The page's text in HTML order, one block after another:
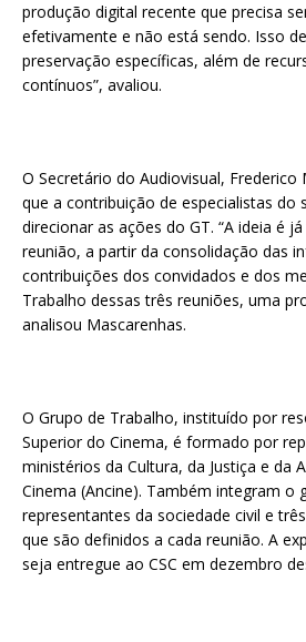
produção digital recente que precisa
efetivamente e não está sendo. Isso
preservação específicas, além de
contínuos”, avaliou.
O Secretário do Audiovisual, Frederico
que a contribuição de especialistas do
direcionar as ações do GT. “A ideia é
reunião, a partir da consolidação das
contribuições dos convidados e dos
Trabalho dessas três reuniões, uma
analisou Mascarenhas.
O Grupo de Trabalho, instituído por
Superior do Cinema, é formado por
ministérios da Cultura, da Justiça e da
Cinema (Ancine). Também integram o
representantes da sociedade civil e
que são definidos a cada reunião. A
seja entregue ao CSC em dezembro